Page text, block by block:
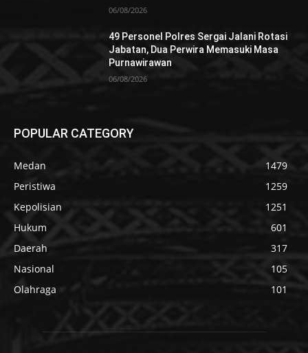
06/08/2026
49 Personel Polres Sergai Jalani Rotasi
Jabatan, Dua Perwira Memasuki Masa
Purnawirawan
06/08/2026
POPULAR CATEGORY
Medan
1479
Peristiwa
1259
Kepolisian
1251
Hukum
601
Daerah
317
Nasional
105
Olahraga
101